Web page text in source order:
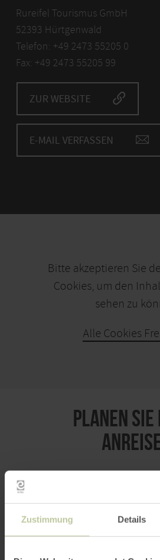
Zustimmung Details
Rureifel Tourismus GmbH
52393 Hürtgenwald
Telefon: +49 2473 55205 0
Fax: +49 2473 55205 99
ZUR WEBSITE
E-MAIL VERFASSEN
Bitte akzeptieren Sie
Cookies, um den
sehen zu
Alle Cookies
PLANEN SIE
per Google Maps